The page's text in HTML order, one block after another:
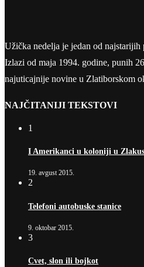
Užička nedelja je jedan od
Izlazi od maja 1994. godine, punih
najuticajnije novine u Zlatiborskom
NAJČITANIJI TEKSTOVI
1
I Amerikanci u koloniji u
19. avgust 2015.
2
Telefoni autobuske stanice
9. oktobar 2015.
3
Cvet, slon ili bojkot